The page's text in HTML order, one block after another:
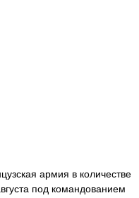
армия в количестве
под командованием